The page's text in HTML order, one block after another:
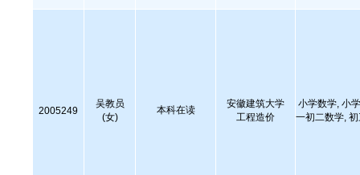
2005249
吴教员
(女)
本科在读
安徽建筑大学
工程造价
小学数学, 小
一初二数学,